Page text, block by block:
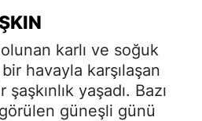
olunan karlı ve soğuk
havayla karşılaşan
yaşadı. Bazı
güneşli günü